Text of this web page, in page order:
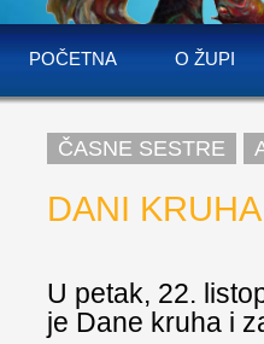
POČETNA O ŽUPI
ČASNE SESTRE
DANI
U petak, 22.
je Dane kruha i